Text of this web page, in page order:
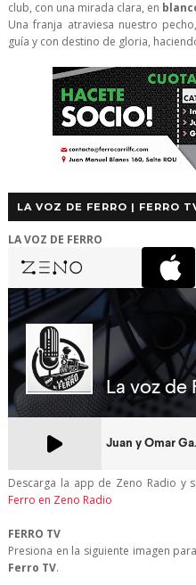
club, con una mirada clara, en
Una franja atraviesa nuestro
guía y con destino de gloria,
LA VOZ DE FERRO | FERRO
LA VOZ DE FERRO
Descarga la app de Zeno Radio y
Ferro en Zeno Radio
FERRO TV
Presiona en la siguiente imagen
Ferro TV.